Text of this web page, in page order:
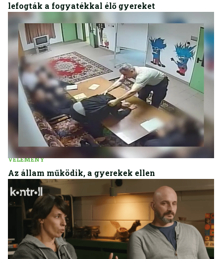
lefogták a fogyatékkal élő gyereket
VÉLEMÉNY
Az állam működik, a gyerekek ellen